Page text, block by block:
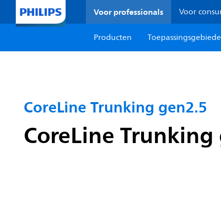
Voor professionals Voor
Producten
CoreLine Trunking gen2.5
CoreLine